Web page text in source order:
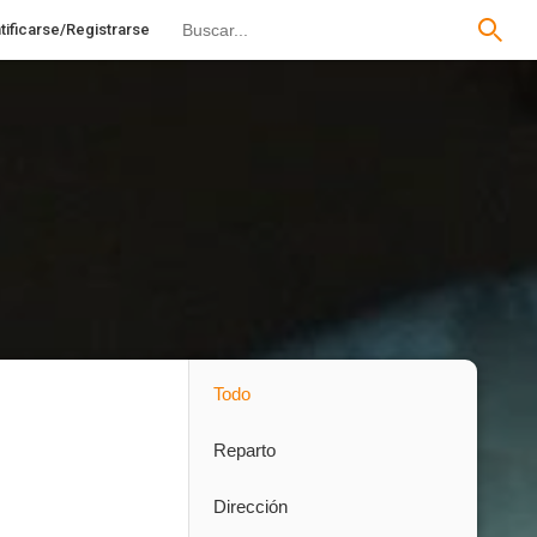
Registrarse
Todo
Reparto
Dirección